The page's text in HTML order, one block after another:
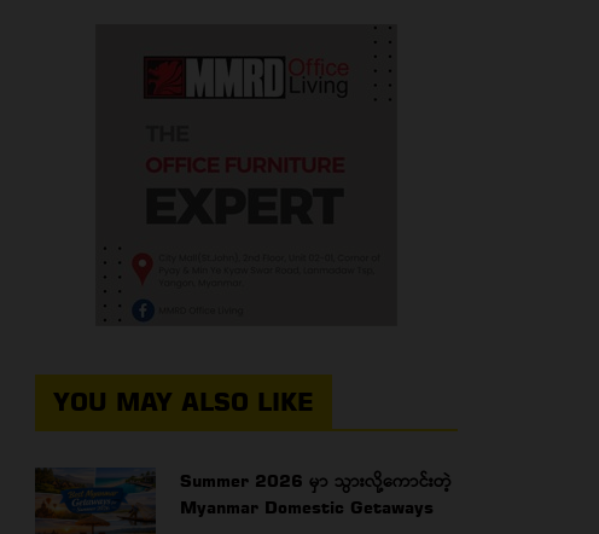
YOU MAY ALSO LIKE
Summer 2026 မှာ သွားလို့ကောင်းတဲ့
Myanmar Domestic Getaways